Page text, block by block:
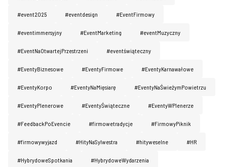
#event2025 #eventdesign #EventFirmowy
#eventimmersyjny #EventMarketing #eventMuzyczny
#EventNaOtwartejPrzestrzeni #eventświąteczny
#EventyBiznesowe #EventyFirmowe #EventyKarnawałowe
#EventyKorpo #EventyNaMięsiarę #EventyNaŚwieżymPowietrzu
#EventyPlenerowe #EventyŚwiąteczne #EventyWPlenerze
#FeedbackPoEvencie #firmowetradycje #FirmowyPiknik
#firmowywyjazd #HityNaSylwestra #hityweselne #HR
#HybrydoweSpotkania #HybrydoweWydarzenia